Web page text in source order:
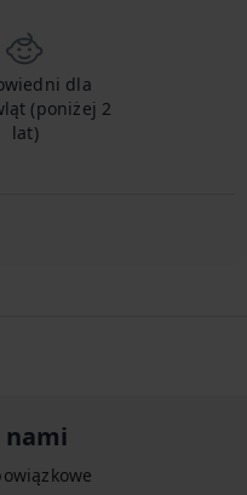
dla
(poniżej 2
lat)
nami